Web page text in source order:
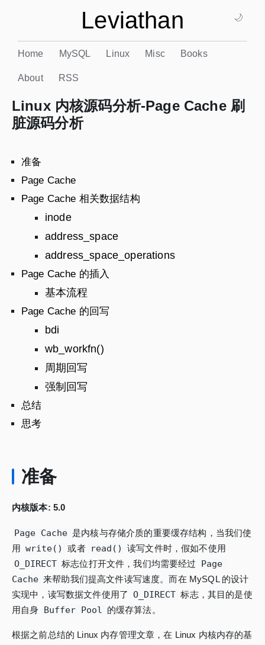
Leviathan 🌙
Home MySQL Linux Misc Books
About RSS
Linux 内核源码分析-Page Cache 刷
脏源码分析
准备
Page Cache
Page Cache 相关数据结构
inode
address_space
address_space_operations
Page Cache 的插入
基本流程
Page Cache 的回写
bdi
wb_workfn()
周期回写
强制回写
总结
思考
准备
内核版本: 5.0
Page Cache 是内核与存储介质的重要缓存结构，当我们使
用 write() 或者 read() 读写文件时，假如不使用
O_DIRECT 标志位打开文件，我们均需要经过
Page
Cache 来帮助我们提高文件读写速度。而在 MySQL 的设计
实现中，读写数据文件使用了
O_DIRECT 标志，其目的是使
用自身
Buffer Pool 的缓存算法。
根据之前总结的 Linux 内存管理文章，在 Linux 内核内存的基